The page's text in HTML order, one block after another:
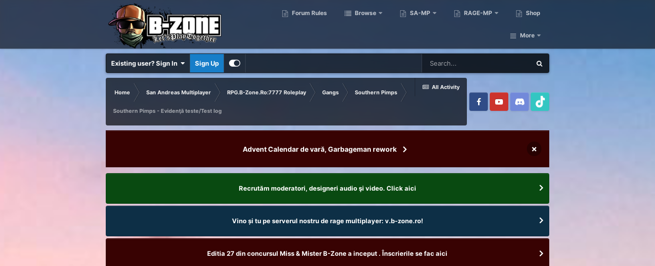
Forum Rules Browse SA-MP RAGE-MP Shop
More
Existing user? Sign In Sign Up
All Activity
Home San Andreas Multiplayer RPG.B-Zone.Ro:7777 Roleplay Gangs Southern Pimps
Southern Pimps - Evidenţă teste/Test log
Advent Calendar de vară, Garbageman rework ×
Recrutăm moderatori, designeri audio şi video. Click aici
Vino și tu pe serverul nostru de rage multiplayer: v.b-zone.ro!
Editia 27 din concursul Miss & Mister B-Zone a inceput . Înscrierile se fac aici